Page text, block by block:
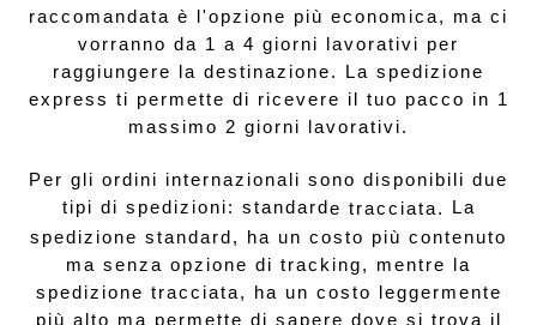
raccomandata è l'opzione più economica, ma ci
vorranno da 1 a 4 giorni lavorativi per
raggiungere la destinazione. La spedizione
express ti permette di ricevere il tuo pacco in 1
massimo 2 giorni lavorativi.
Per gli ordini internazionali sono disponibili due
tipi di spedizioni: standard e tracciata.
La
spedizione standard, ha un costo più contenuto
ma senza opzione di tracking, mentre la
spedizione tracciata, ha un costo leggermente
più alto ma permette di sapere dove si trova il